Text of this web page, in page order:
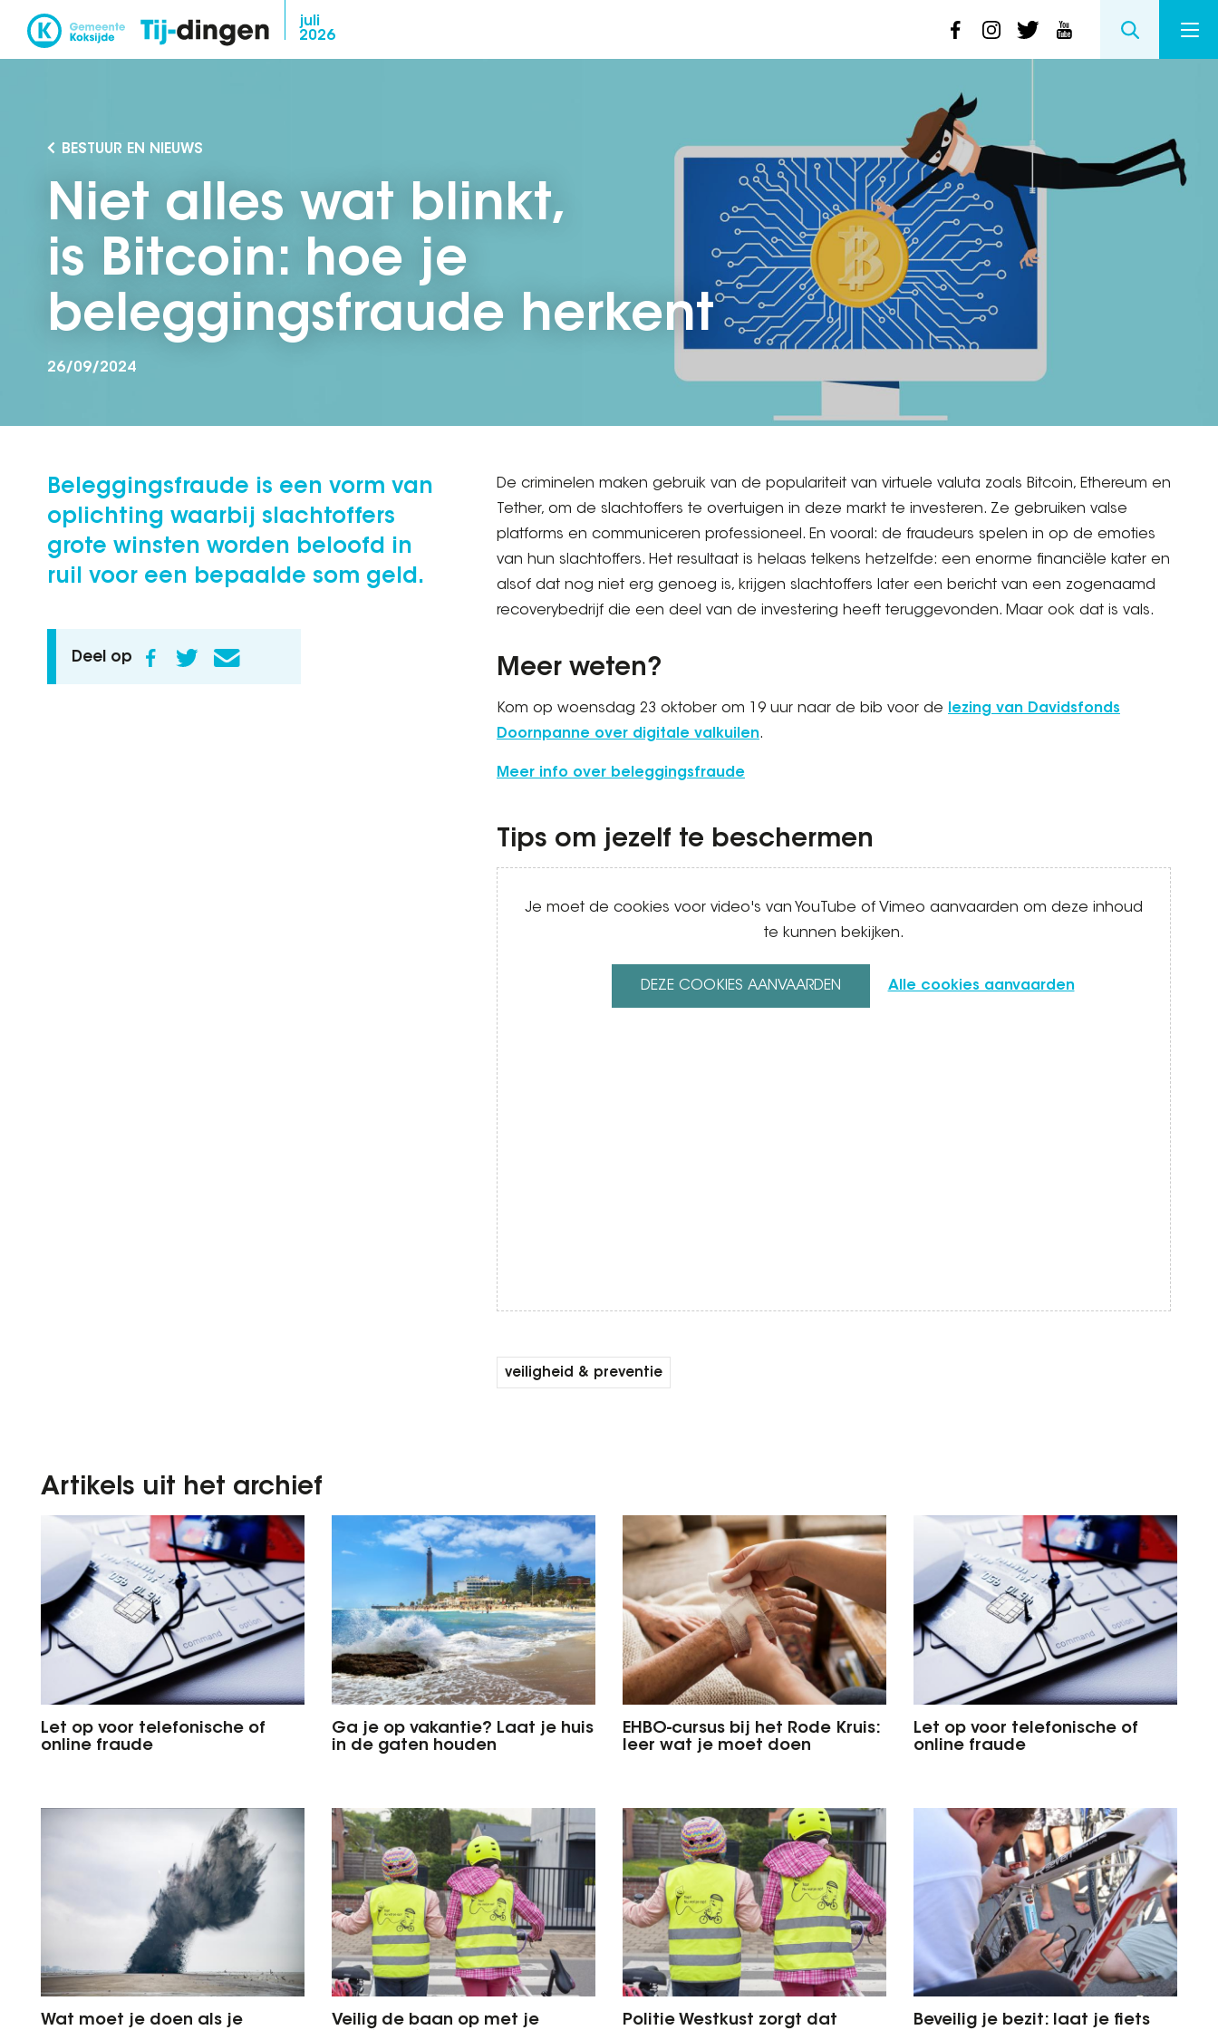
Overslaan
naar
juli
2026
BESTUUR EN NIEUWS
Niet alles wat blinkt,
is Bitcoin: hoe je
beleggingsfraude herkent
26/09/2024
Beleggingsfraude is een vorm van
oplichting waarbij slachtoffers
grote winsten worden beloofd in
ruil voor een bepaalde som geld.
Deel op
De criminelen maken gebruik van de populariteit van virtuele valuta zoals Bitcoin, Ethereum en
Tether, om de slachtoffers te overtuigen in deze markt te investeren. Ze gebruiken valse
platforms en communiceren professioneel. En vooral: de fraudeurs spelen in op de emoties
van hun slachtoffers. Het resultaat is helaas telkens hetzelfde: een enorme financiële kater en
alsof dat nog niet erg genoeg is, krijgen slachtoffers later een bericht van een zogenaamd
recoverybedrijf die een deel van de investering heeft teruggevonden. Maar ook dat is vals.
Meer weten?
Kom op woensdag 23 oktober om 19 uur naar de bib voor de
lezing van Davidsfonds
Doornpanne over digitale valkuilen.
Meer info over beleggingsfraude
Tips om jezelf te beschermen
Video
Je moet de cookies voor video's van YouTube of Vimeo aanvaarden om deze inhoud
te kunnen bekijken.
DEZE COOKIES AANVAARDEN Alle cookies aanvaarden
veiligheid & preventie
Artikels uit het archief
Let op voor telefonische of
online fraude
Ga je op vakantie? Laat je huis
in de gaten houden
EHBO-cursus bij het Rode Kruis:
leer wat je moet doen
Let op voor telefonische of
online fraude
Wat moet je doen als je Veilig de baan op met je Politie Westkust zorgt dat Beveilig je bezit: laat je fiets